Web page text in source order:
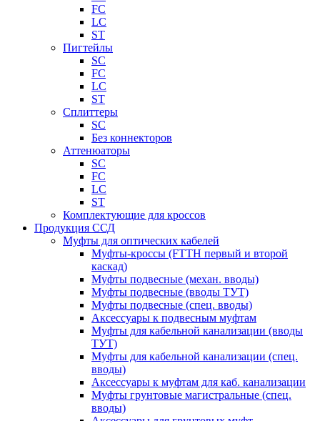
FC
LC
ST
Пигтейлы
SC
FC
LC
ST
Сплиттеры
SC
Без коннекторов
Аттенюаторы
SC
FC
LC
ST
Комплектующие для кроссов
Продукция ССД
Муфты для оптических кабелей
Муфты-кроссы (FTTH первый и второй
каскад)
Муфты подвесные (механ. вводы)
Муфты подвесные (вводы ТУТ)
Муфты подвесные (спец. вводы)
Аксессуары к подвесным муфтам
Муфты для кабельной канализации (вводы
ТУТ)
Муфты для кабельной канализации (спец.
вводы)
Аксессуары к муфтам для каб. канализации
Муфты грунтовые магистральные (спец.
вводы)